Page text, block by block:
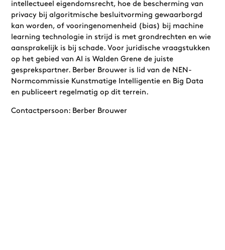
intellectueel eigendomsrecht, hoe de bescherming van
privacy bij algoritmische besluitvorming gewaarborgd
kan worden, of vooringenomenheid (bias) bij machine
learning technologie in strijd is met grondrechten en wie
aansprakelijk is bij schade. Voor juridische vraagstukken
op het gebied van AI is Walden Grene de juiste
gesprekspartner. Berber Brouwer is lid van de NEN-
Normcommissie Kunstmatige Intelligentie en Big Data
en publiceert regelmatig op dit terrein.
Contactpersoon: Berber Brouwer